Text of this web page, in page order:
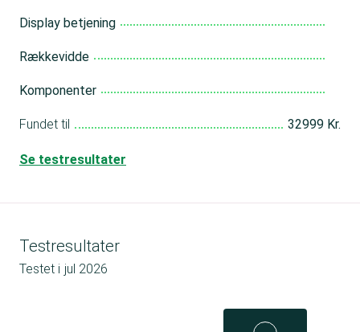
Display betjening
Rækkevidde
Komponenter
Fundet til 32999 Kr.
Se testresultater
Testresultater
Testet i jul 2026